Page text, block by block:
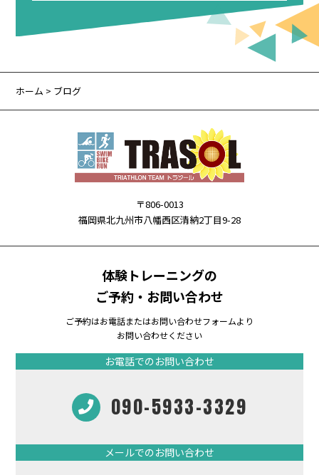
ホーム > ブログ
〒806-0013
福岡県北九州市八幡西区清納2丁目9-28
体験トレーニングの
ご予約・お問い合わせ
ご予約はお電話またはお問い合わせフォームより
お問い合わせください
お電話でのお問い合わせ
090-5933-3329
メールでのお問い合わせ